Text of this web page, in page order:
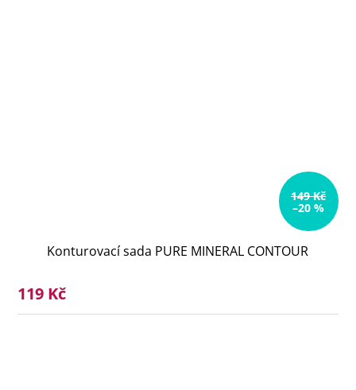
149 Kč
–20 %
Konturovací sada PURE MINERAL CONTOUR
119 Kč